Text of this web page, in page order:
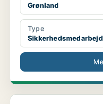
Grønland
Type
Account Manager – B2B